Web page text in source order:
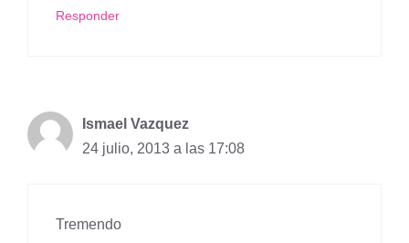
Responder
Ismael Vazquez
24 julio, 2013 a las 17:08
Tremendo